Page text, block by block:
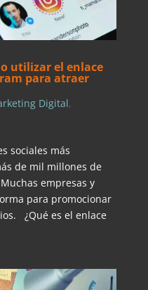
utilizar el enlace
para atraer
Digital,
sociales más
de mil millones de
empresas y
para promocionar
¿Qué es el enlace